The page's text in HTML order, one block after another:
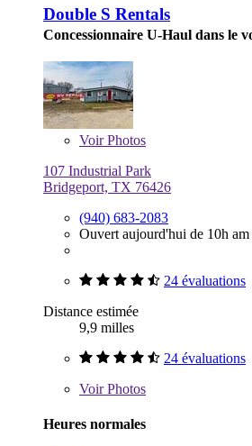
Double S Rentals
Concessionnaire U-Haul dans le
VoirPhotos
107 Industrial Park
Bridgeport, TX 76426
(940) 683-2083
Ouvert aujourd'hui de 10h
24 évaluations
Distance estimée
9,9 milles
24 évaluations
VoirPhotos
Heures normales